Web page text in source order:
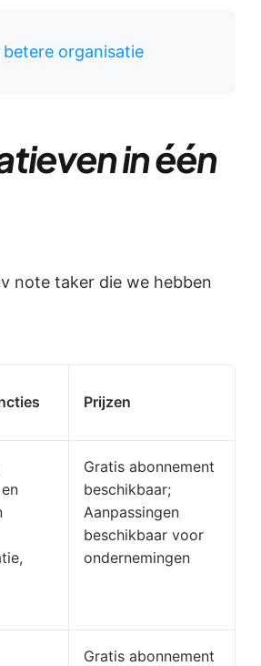
organisatie
in één
note taker die we hebben
Prijzen
Gratis abonnement
beschikbaar;
Aanpassingen
beschikbaar voor
ondernemingen
Gratis abonnement